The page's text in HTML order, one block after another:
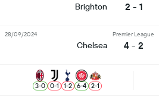
Brighton 2 - 1
Chelsea
Premier League
4 - 2
28/09/2024
3-0 0-1 1-2 6-4 2-1